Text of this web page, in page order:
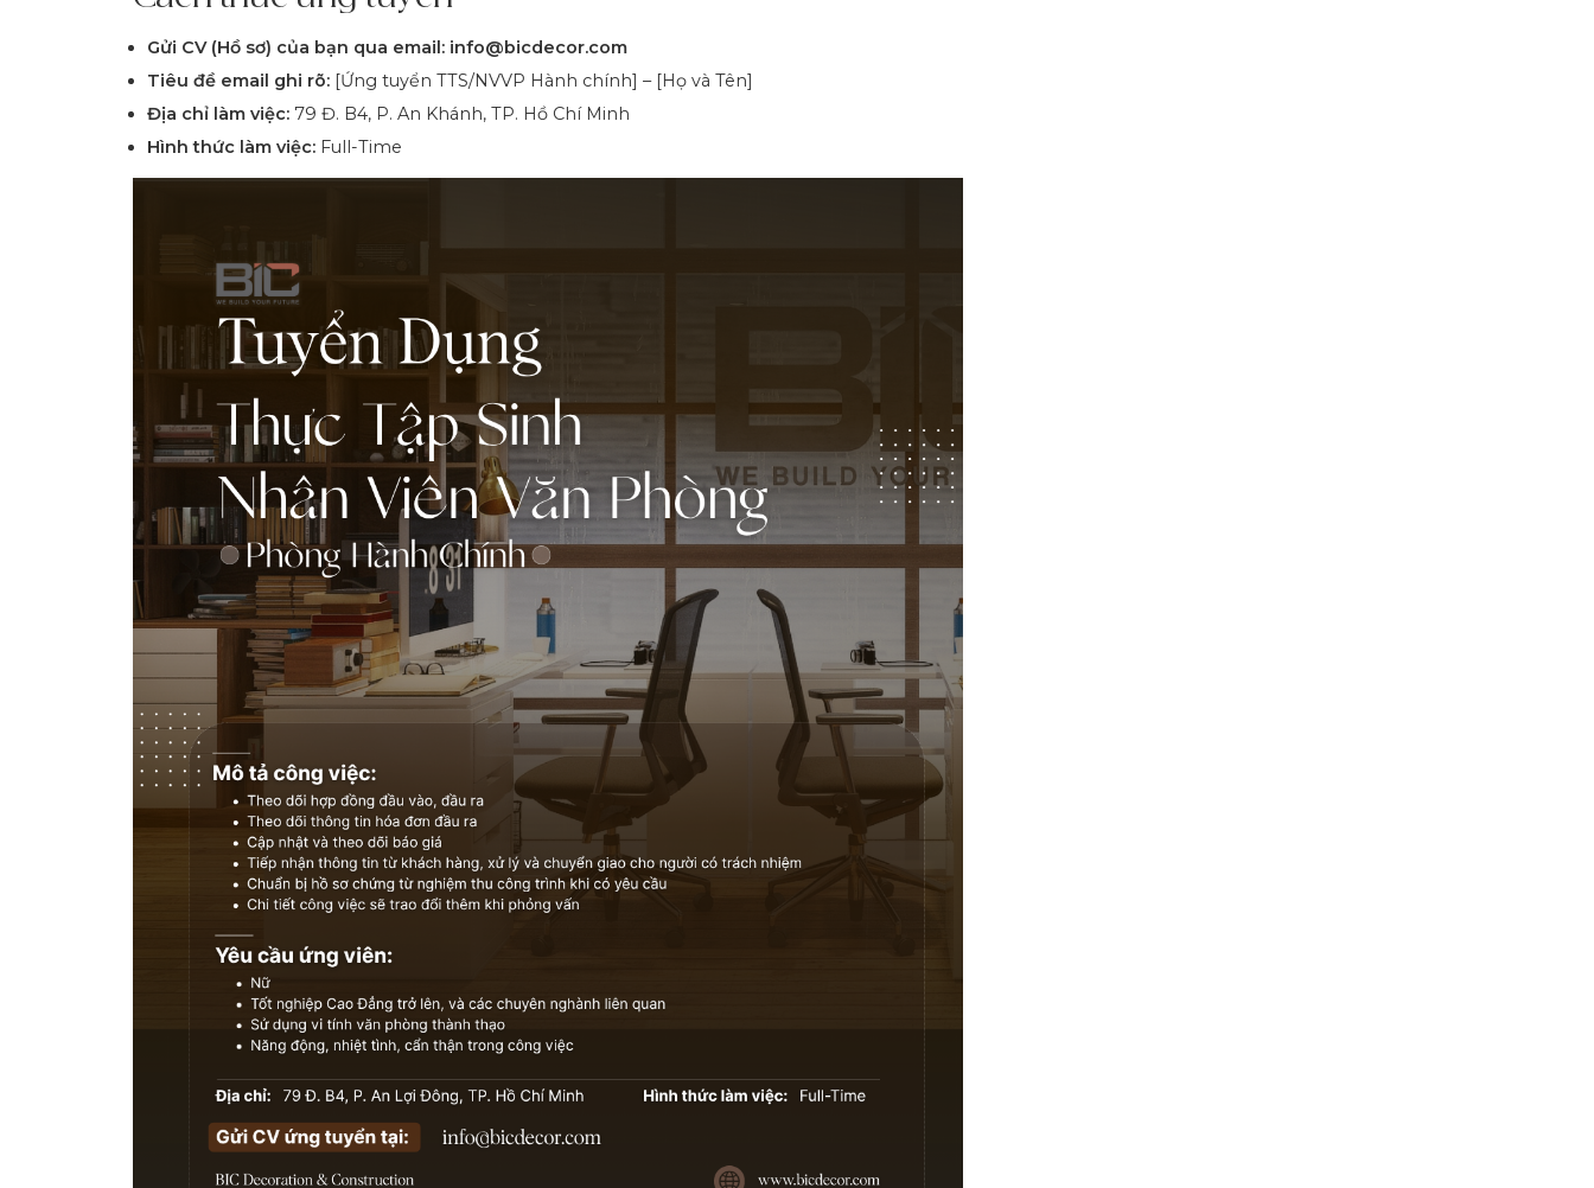
Gửi CV (Hồ sơ) của bạn qua email: info@bicdecor.com
Tiêu đề email ghi rõ: [Ứng tuyển TTS/NVVP Hành chính] – [Họ và Tên]
Địa chỉ làm việc: 79 Đ. B4, P. An Khánh, TP. Hồ Chí Minh
Hình thức làm việc: Full-Time